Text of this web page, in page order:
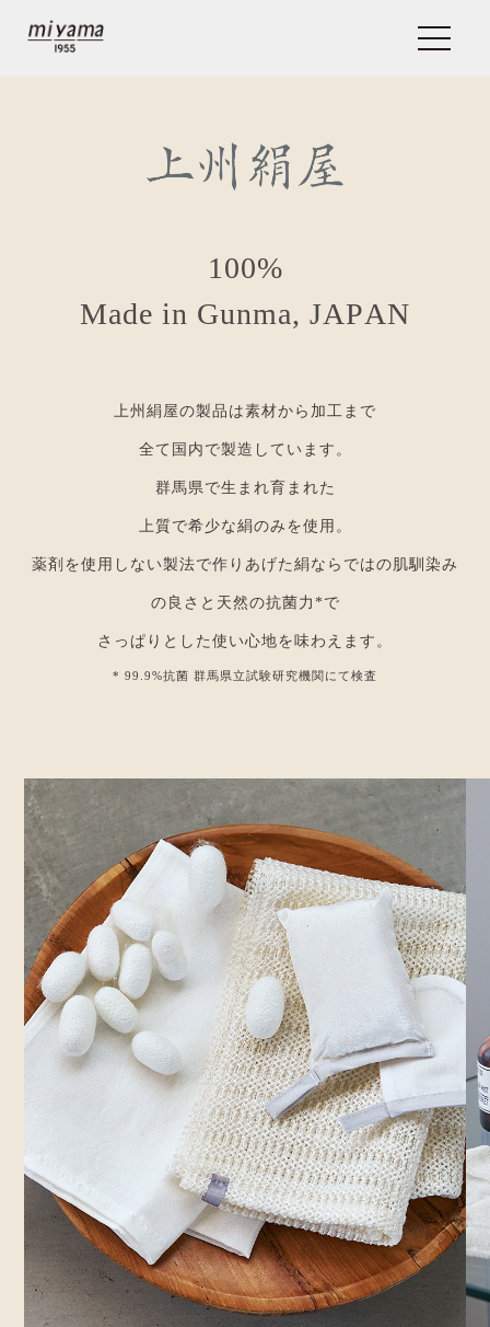
1 00%
Made in Gunma, JAPAN
上州絹屋の製品は素材から加工まで
全て国内で製造しています。
群馬県で生まれ育まれた
上質で希少な絹のみを使用。
薬剤を使用しない製法で作りあげた絹ならではの肌馴染み
の良さと天然の抗菌力*で
さっぱりとした使い心地を味わえます。
* 99.9%抗菌 群馬県立試験研究機関にて検査